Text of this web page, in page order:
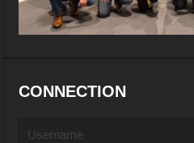
CONNECTION